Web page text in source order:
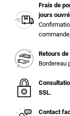
Frais de
jours
Retours
Bordereau
SSL.
Contact